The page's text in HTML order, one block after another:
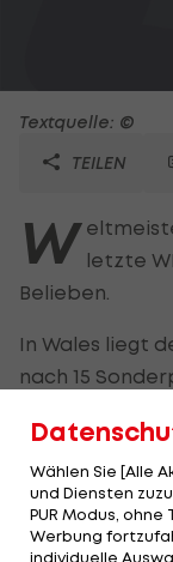
Textquelle: ©
TEILEN
W letzte
Belieben.
In Wales liegt
nach 15
Meeke klar
Ogiers
1:00,4 Minuten
Der
Wählen Sie [Alle
und Diensten
PUR Modus,
Werbung
individuelle